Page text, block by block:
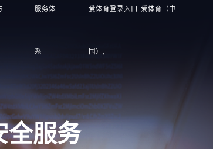
服务体
系
爱体育登录入口_爱体育（中
国）,
全服务